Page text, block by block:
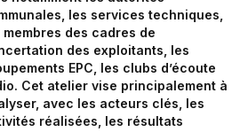
les services techniques,
membres des cadres de
des exploitants, les
EPC, les clubs d’écoute
Cet atelier vise principalement à
avec les acteurs clés, les
réalisées, les résultats